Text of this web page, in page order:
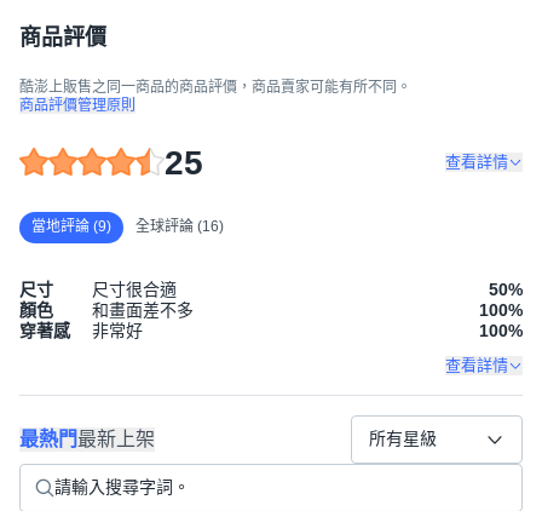
商品評價
酷澎上販售之同一商品的商品評價，商品賣家可能有所不同。
商品評價管理原則
25 查看詳情
當地評論 (9) 全球評論 (16)
尺寸 尺寸很合適 50%
顏色
和畫面差不多 100%
穿著感
非常好 100%
查看詳情
最熱門最新上架 所有星級